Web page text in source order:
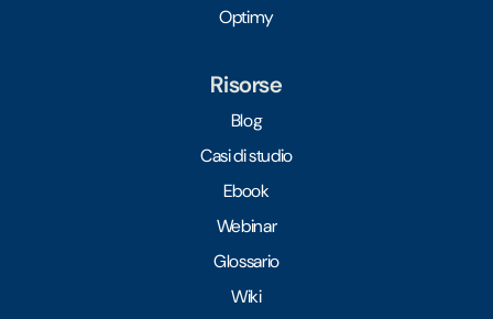
Optimy
Risorse
Blog
Casi di studio
Ebook
Webinar
Glossario
Wiki